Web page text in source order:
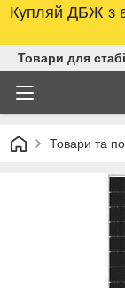
Купляй ДБЖ з
Товари для
Товари та